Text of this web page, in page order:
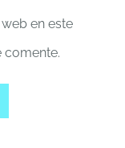
en este
comente.